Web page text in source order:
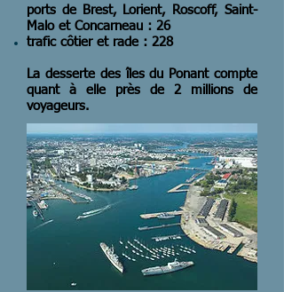
ports de Brest, Lorient, Roscoff, Saint-
Malo et Concarneau : 26
trafic côtier et rade : 228
La desserte des îles du Ponant compte
quant à elle près de 2 millions de
voyageurs.